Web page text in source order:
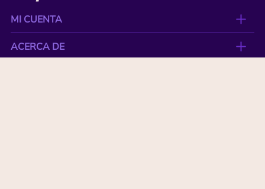
MI CUENTA
ACERCA DE